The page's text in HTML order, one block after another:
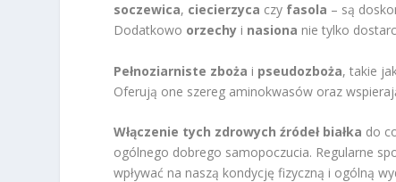
soczewica, ciecierzyca czy fasola – są
Dodatkowo orzechy i nasiona nie tylko
Pełnoziarniste zboża i pseudozboża, takie
Oferują one szereg aminokwasów oraz
Włączenie tych zdrowych źródeł białka do
ogólnego dobrego samopoczucia. Regularne
wpływać na naszą kondycję fizyczną i ogólną